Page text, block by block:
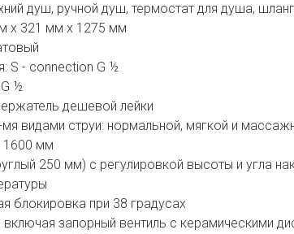
душ, ручной душ, термостат для душа,
х 321 мм х 1275 мм
S - connection G ½
½
дешевой лейки
видами струи: нормальной, мягкой и
мм
250 мм) с регулировкой высоты и угла
блокировка при 38 градусах
запорный вентиль с керамическими